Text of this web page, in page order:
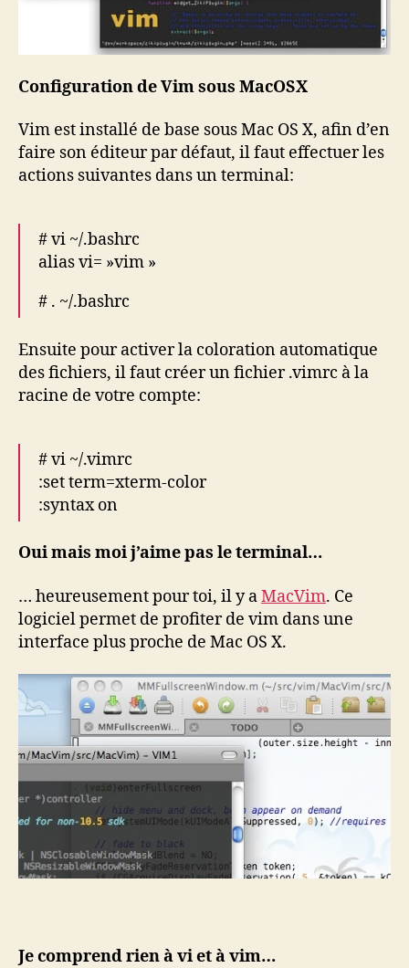
Configuration de Vim sous MacOSX
Vim est installé de base sous Mac OS X, afin d’en
faire son éditeur par défaut, il faut effectuer les
actions suivantes dans un terminal:
# vi ~/.bashrc
alias vi= »vim »
# . ~/.bashrc
Ensuite pour activer la coloration automatique
des fichiers, il faut créer un fichier .vimrc à la
racine de votre compte:
# vi ~/.vimrc
:set term=xterm-color
:syntax on
Oui mais moi j’aime pas le terminal…
… heureusement pour toi, il y aMacVim. Ce
logiciel permet de profiter de vim dans une
interface plus proche de Mac OS X.
Je comprend rien à vi et à vim…